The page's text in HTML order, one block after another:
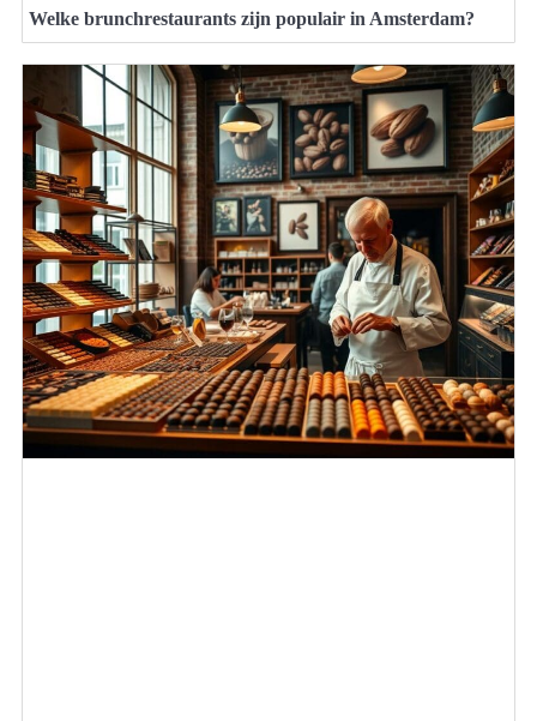
Welke brunchrestaurants zijn populair in Amsterdam?